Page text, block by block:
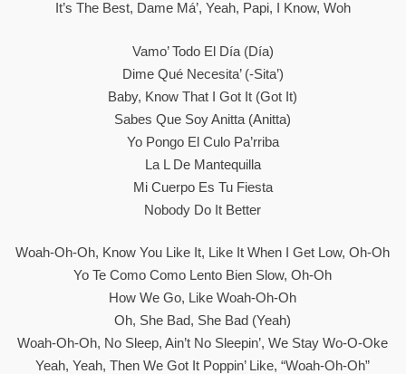
It’s The Best, Dame Má’, Yeah, Papi, I Know, Woh
Vamo’ Todo El Día (Día)
Dime Qué Necesita’ (-Sita’)
Baby, Know That I Got It (Got It)
Sabes Que Soy Anitta (Anitta)
Yo Pongo El Culo Pa’rriba
La L De Mantequilla
Mi Cuerpo Es Tu Fiesta
Nobody Do It Better
Woah-Oh-Oh, Know You Like It, Like It When I Get Low, Oh-Oh
Yo Te Como Como Lento Bien Slow, Oh-Oh
How We Go, Like Woah-Oh-Oh
Oh, She Bad, She Bad (Yeah)
Woah-Oh-Oh, No Sleep, Ain’t No Sleepin’, We Stay Wo-O-Oke
Yeah, Yeah, Then We Got It Poppin’ Like, “Woah-Oh-Oh”